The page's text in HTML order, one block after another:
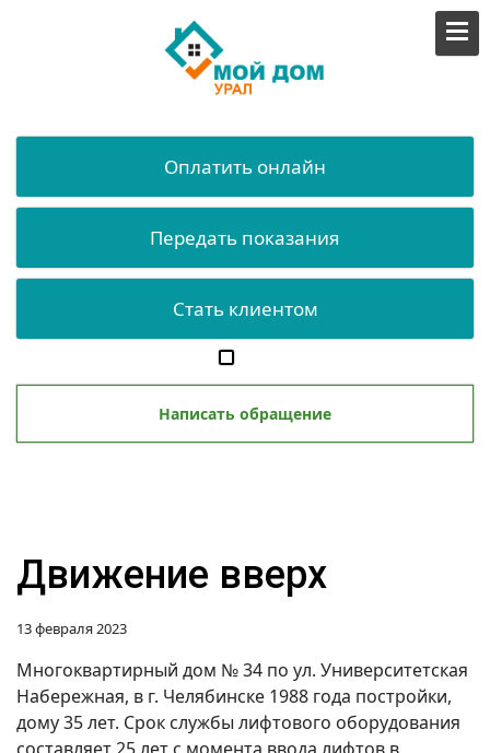
Оплатить онлайн
Передать показания
Стать клиентом
Написать обращение
Движение вверх
13 февраля 2023
Многоквартирный дом № 34 по ул. Университетская
Набережная, в г. Челябинске 1988 года постройки,
дому 35 лет. Срок службы лифтового оборудования